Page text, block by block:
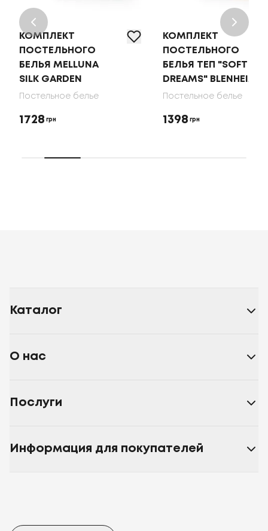
КОМПЛЕКТ
ПОСТЕЛЬНОГО
БЕЛЬЯ MELLUNA
SILK GARDEN
Постельное белье
1728 грн
КОМПЛЕКТ
ПОСТЕЛЬНОГО
БЕЛЬЯ ТЕП "SOFT
DREAMS" BLENHEIM
Постельное белье
1398 грн
Каталог
О нас
Послуги
Информация для покупателей